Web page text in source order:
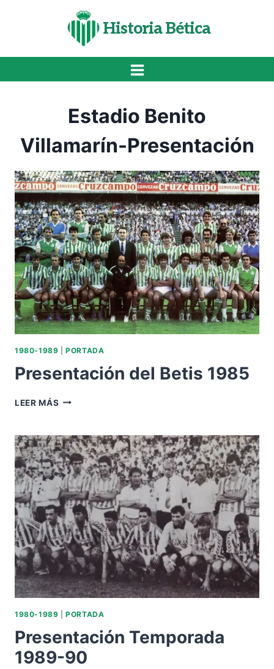
Historia Bética
Estadio Benito
Villamarín-Presentación
1980-1989 |PORTADA
Presentación del Betis 1985
LEER MÁS PRESENTACIÓN
1985
1980-1989 |PORTADA
Presentación Temporada
1989-90